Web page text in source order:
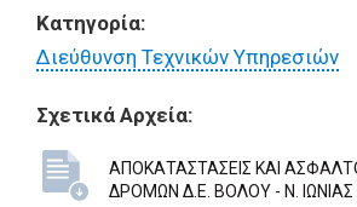
Κατηγορία:
Διεύθυνση Τεχνικών Υπηρεσιών
Σχετικά Αρχεία:
ΑΠΟΚΑΤΑΣΤΑΣΕΙΣ ΚΑΙ
ΔΡΟΜΩΝ Δ.Ε. ΒΟΛΟΥ - Ν.